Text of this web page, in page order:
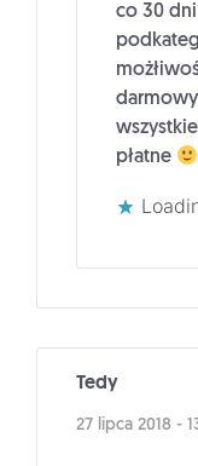
co 30
płatne
Tedy
27 lipca 2018 -